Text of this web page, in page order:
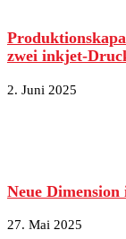
zwei inkjet-
2. Juni 2025
Neue
27. Mai 2025